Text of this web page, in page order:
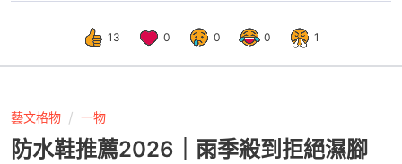
13 0 0 0 1
藝文格物 一物
防水鞋推薦2026｜雨季殺到拒絕濕腳